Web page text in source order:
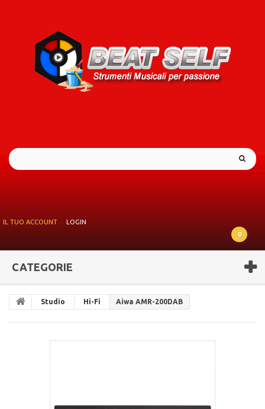
IL TUO ACCOUNT
LOGIN
0
CATEGORIE
Studio Hi-Fi Aiwa AMR-200DAB